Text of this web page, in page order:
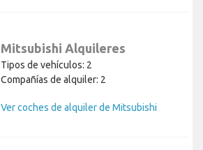
Mitsubishi Alquileres
Tipos de vehículos: 2
Compañías de alquiler: 2
Ver coches de alquiler de Mitsubishi